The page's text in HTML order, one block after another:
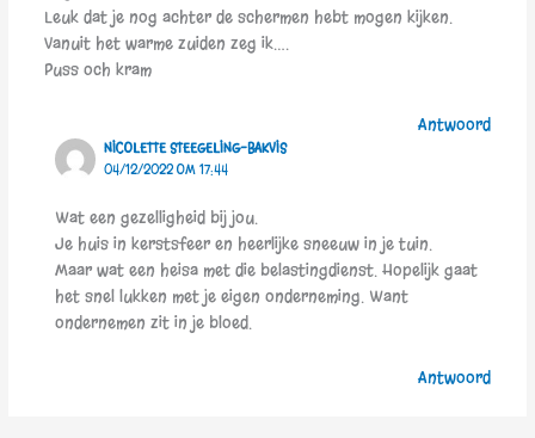
Leuk dat je nog achter de schermen hebt mogen kijken.
Vanuit het warme zuiden zeg ik….
Puss och kram
Antwoord
NICOLETTE STEEGELING-BAKVIS
04/12/2022 OM 17:44
Wat een gezelligheid bij jou.
Je huis in kerstsfeer en heerlijke sneeuw in je tuin.
Maar wat een heisa met die belastingdienst. Hopelijk gaat
het snel lukken met je eigen onderneming. Want
ondernemen zit in je bloed.
Antwoord